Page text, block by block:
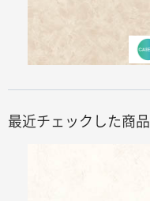
最近チェックした商品